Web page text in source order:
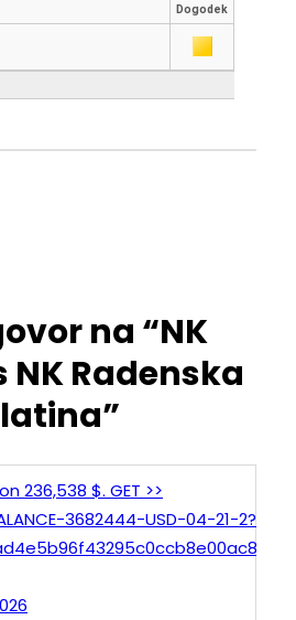
Dogodek
na “NK
NK Radenska
236,538 $. GET >>
3682444-USD-04-21-2?